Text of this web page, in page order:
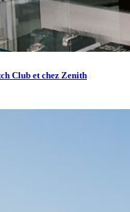
Club et chez Zenith